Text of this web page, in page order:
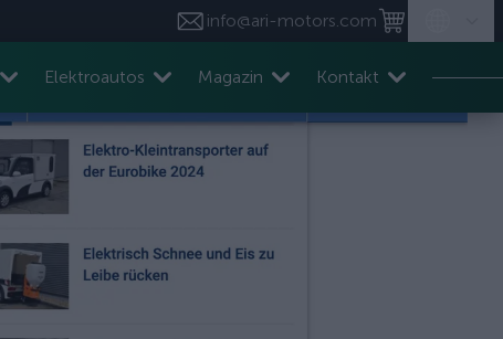
info@ari-motors.com
Elektroautos Magazin Kontakt